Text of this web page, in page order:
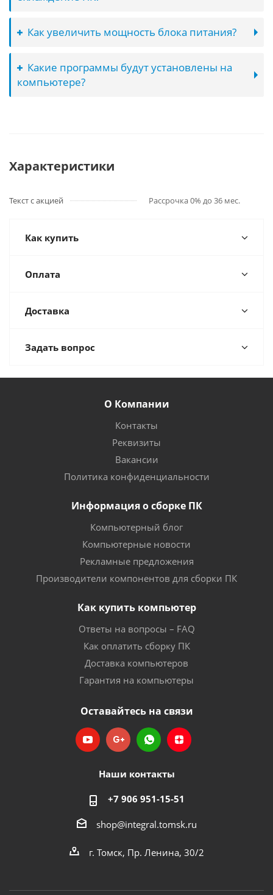
Как увеличить мощность блока питания?
Какие программы будут установлены на
компьютере?
Характеристики
Текст с акцией Рассрочка 0% до 36 мес.
Как купить
Оплата
Доставка
Задать вопрос
О Компании
Контакты
Реквизиты
Вакансии
Политика конфиденциальности
Информация о сборке ПК
Компьютерный блог
Компьютерные новости
Рекламные предложения
Производители компонентов для сборки ПК
Как купить компьютер
Ответы на вопросы – FAQ
Как оплатить сборку ПК
Доставка компьютеров
Гарантия на компьютеры
Оставайтесь на связи
Наши контакты
+7 906 951-15-51
shop@integral.tomsk.ru
г. Томск, Пр. Ленина, 30/2